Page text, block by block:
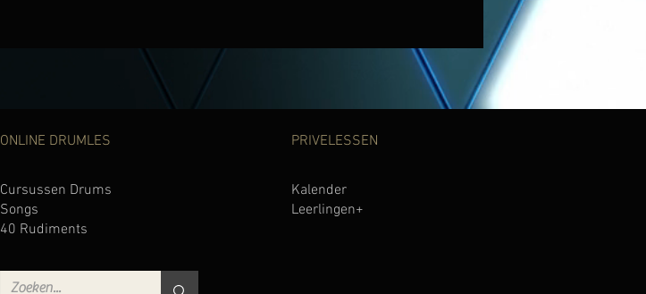
ONLINE DRUMLES PRIVELESSEN
Cursussen Drums
Songs
40 Rudiments
Kalender
Leerlingen+